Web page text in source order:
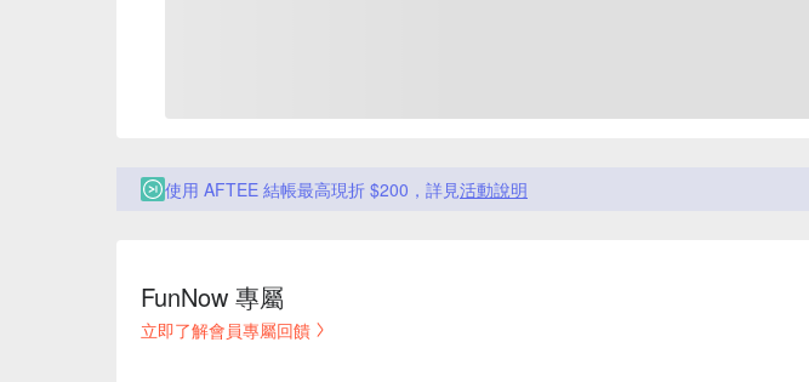
使用 AFTEE 結帳最高現折 $200，詳見活動說明
FunNow 專屬
立即了解會員專屬回饋